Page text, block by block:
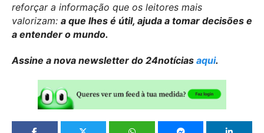
reforçar a informação que os leitores mais
valorizam: a que lhes é útil, ajuda a tomar decisões e
a entender o mundo.
Assine a nova newsletter do 24notícias aqui.